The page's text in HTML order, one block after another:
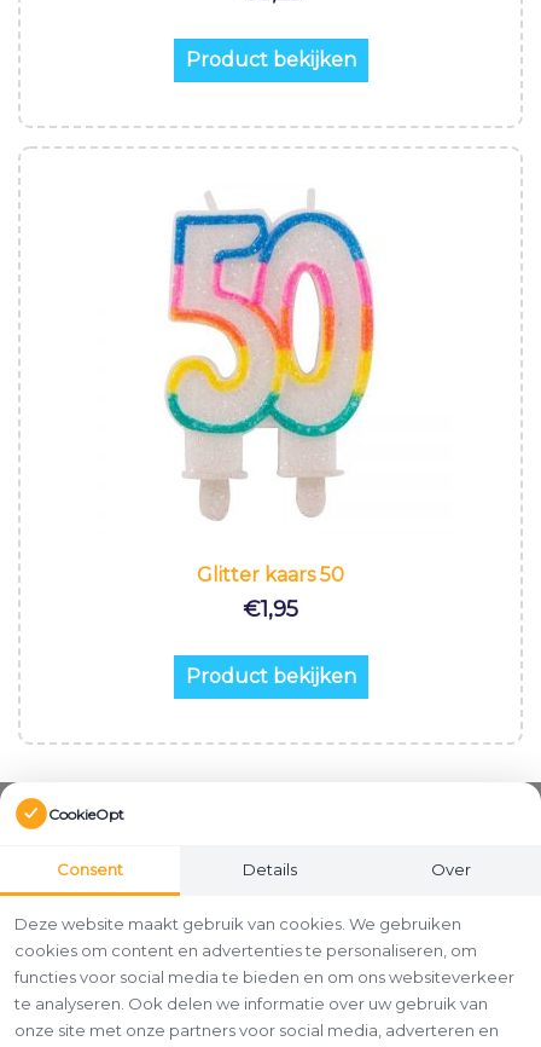
Product bekijken
Glitter kaars 50
€1,95
Product bekijken
CookieOpt
Consent Details Over
Deze website maakt gebruik van cookies. We gebruiken
cookies om content en advertenties te personaliseren, om
functies voor social media te bieden en om ons websiteverkeer
te analyseren. Ook delen we informatie over uw gebruik van
onze site met onze partners voor social media, adverteren en